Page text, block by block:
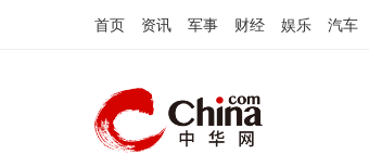
首页 资讯 军事 财经 娱乐 汽车